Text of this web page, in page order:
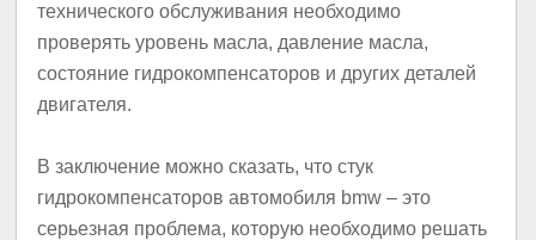
технического обслуживания необходимо
проверять уровень масла, давление масла,
состояние гидрокомпенсаторов и других деталей
двигателя.
В заключение можно сказать, что стук
гидрокомпенсаторов автомобиля bmw – это
серьезная проблема, которую необходимо решать